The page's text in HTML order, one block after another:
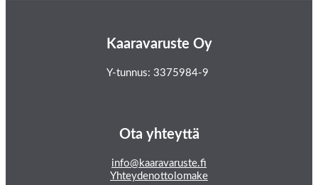
Kaaravaruste Oy
Y-tunnus: 3375984-9
Ota yhteyttä
info@kaaravaruste.fi
Yhteydenottolomake